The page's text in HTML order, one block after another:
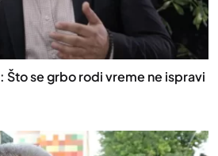
: Što se grbo rodi vreme ne ispravi